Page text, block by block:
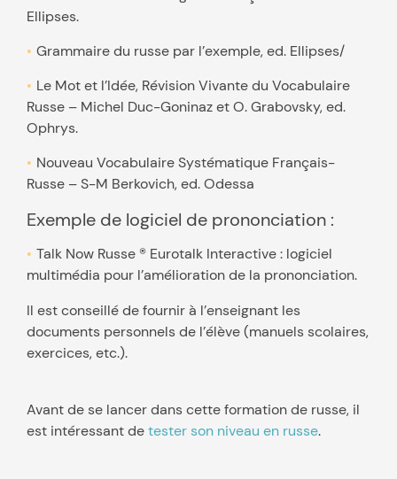
Ellipses.
Grammaire du russe par l’exemple, ed. Ellipses/
Le Mot et l’Idée, Révision Vivante du Vocabulaire
Russe – Michel Duc-Goninaz et O. Grabovsky, ed.
Ophrys.
Nouveau Vocabulaire Systématique Français-
Russe – S-M Berkovich, ed. Odessa
Exemple de logiciel de prononciation :
Talk Now Russe ® Eurotalk Interactive : logiciel
multimédia pour l’amélioration de la prononciation.
Il est conseillé de fournir à l’enseignant les
documents personnels de l’élève (manuels scolaires,
exercices, etc.).
Avant de se lancer dans cette formation de russe, il
est intéressant detester son niveau en russe.